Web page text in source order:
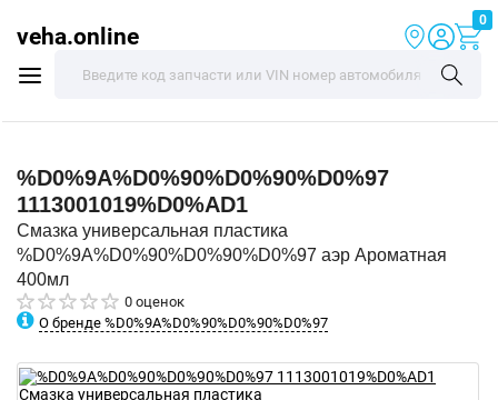
veha.online
0
%D0%9A%D0%90%D0%90%D0%97
1113001019%D0%AD1
Смазка универсальная пластика
%D0%9A%D0%90%D0%90%D0%97 аэр Ароматная
400мл
0 оценок
О бренде %D0%9A%D0%90%D0%90%D0%97